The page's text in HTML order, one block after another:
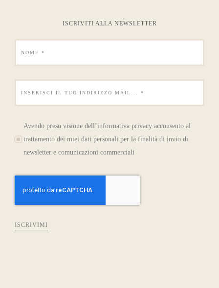
ISCRIVITI ALLA NEWSLETTER
Avendo preso visione dell’informativa privacy acconsento al
trattamento dei miei dati personali per la finalità di invio di
newsletter e comunicazioni commerciali
ISCRIVIMI